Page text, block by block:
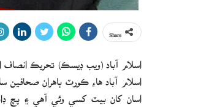
اسلام آباد (ويب ڊيسڪ) تحريڪ انصاف
اسلام آباد هاءِ ڪورٽ ٻاهران صحافين
اسان کان بيٽ کسي وئي آهي ۽ پچ